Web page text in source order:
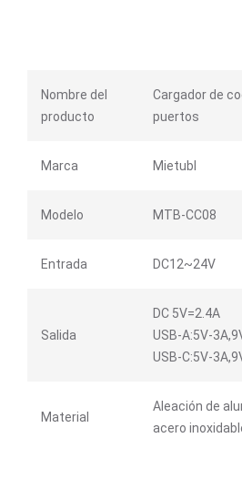
Nombre del
producto
Cargador de
puertos
Marca Mietubl
Modelo MTB-CC08
Entrada DC12~24V
Salida
DC 5V=2.4A
USB-A:5V-
USB-C:5V-
Material
Aleación de
acero